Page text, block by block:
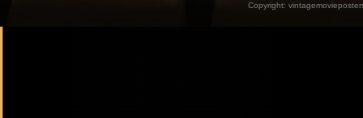
Copyright: